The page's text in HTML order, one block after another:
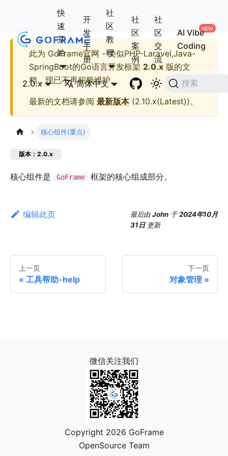
快
速
开
始
开
发
手
册
社
区
教
程
社
区
案
例
社
区
交
流
AI Vibe
Coding
2.0.x 简体中文 搜索
此为 GoFrame官网 - 类似PHP-Laravel,Java-
SpringBoot的Go语言开发框架 2.0.x 版的文
档，现已不再积极维护。
最新的文档请参阅 最新版本(2.10.x(Latest))。
核心组件(重点)
版本：2.0.x
核心组件是 GoFrame 框架的核心组成部分。
编辑此页 最后由John 于2024年10月
31日 更新
上一页
工具帮助-help
下一页
对象管理
微信关注我们
Copyright 2026 GoFrame
OpenSource Team